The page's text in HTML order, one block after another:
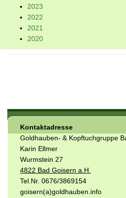
2023
2022
2021
2020
Kontaktadresse
Goldhauben- & Kopftuchgruppe
Karin Ellmer
Wurmstein 27
4822 Bad Goisern a.H.
Tel.Nr. 0676/3869154
goisern(a)goldhauben.info